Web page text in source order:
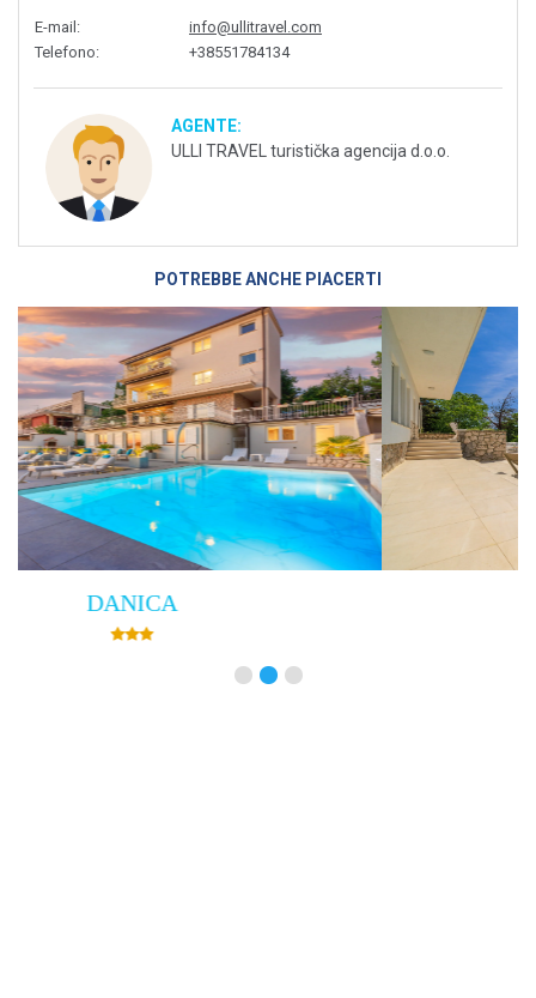
E-mail :
info@ullitravel.com
Telefono: +38551784134
AGENTE:
ULLI TRAVEL turistička agencija d.o.o.
POTREBBE ANCHE PIACERTI